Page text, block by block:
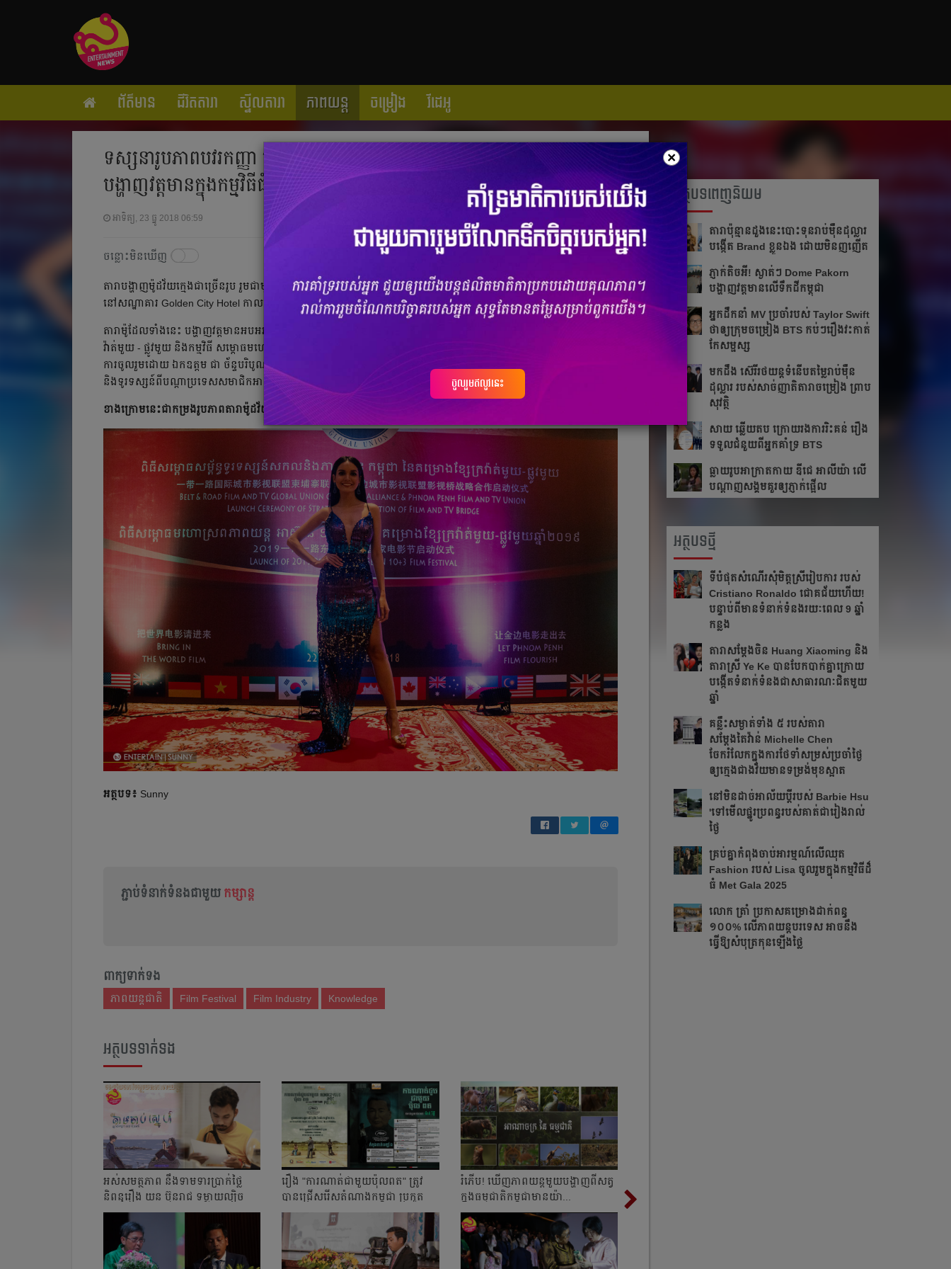
ព័ត៌មាន ជីវិតតារា ស្ទីលតារា ភាពយន្ត ចម្រៀង វីដេអូ
ទស្សនារូបភាពបវរកញ្ញា រឿន ណាត និង តារាម៉ូដែលខ្មែរស្រស់ស្អាតជាច្រើន
បង្ហាញវត្តមានក្នុងកម្មវិធីធំមួយ
អាទិត្យ, 23 ធ្នូ 2018 06:59
ចន្លោះមិនឃើញ
តារាបង្ហាញម៉ូដវ័យក្មេងជាច្រើនរូប រួមជាមួយ កញ្ញា រឿន ណាត បវរកញ្ញាតំណាងកម្ពុជាក្នុងកម្មវិធី បង្ហាញវត្តមានអបអរកម្មវិធីធំមួយ
នៅសណ្ឋាគារ Golden City Hotel កាលពីរាត្រីថ្ងៃទី ២២ ខែ ធ្នូ ឆ្នាំ ២០១៨។
តារាម៉ូដែលទាំងនេះ បង្ហាញវត្តមានអបអរសាទរក្នុងកម្មវិធី សម្ភោធសម្ព័ន្ធទូរទស្សន៍សាលក និងភាពយន្ត កម្ពុជា នៃគម្រោងខ្សែក្រ
វ៉ាត់មួយ - ផ្លូវមួយ និងកម្មវិធី សម្ពោធមហោស្រពភាពយន្តអាស៊ាន ១០ + ៣ គម្រោងខ្សែក្រវ៉ាត់មួយ - ផ្លូវមួយ ឆ្នាំ ២០១៩ ដោយមាន
ការចូលរួមដោយ ឯកឧត្តម ជា ច័ន្ទបរិបូណ៌ រដ្ឋលេខាធិការក្រសួងព័ត៌មាន និងផលិតករភាពយន្តចិន អ្នកធ្វើការក្នុងវិស័យភាពយន្ត
និងទូរទស្សន៍ពីបណ្តាប្រទេសសមាជិកអាស៊ានជាច្រើនរូប។
ខាងក្រោមនេះជាកម្រងរូបភាពតារាម៉ូដវ័យកម្ពុជាដែលបានចូលរួមក្នុងកម្មវិធីមួយនេះ៖
អត្ថបទ៖ Sunny
ភ្ជាប់ទំនាក់ទំនងជាមួយ កម្សាន្ត
ពាក្យទាក់ទង
ភាពយន្តជាតិ Film Festival Film Industry Knowledge
អត្ថបទទាក់ទង
អស់សមត្ថភាព នឹងទាមទារប្រាក់ថ្លៃ
និពន្ធរឿង យន ប៊ុនរាជ ទម្លាយល្បិច
គេចវេសរ...
រឿង "ការណាត់ជាមួយប៉ុលពត" ត្រូវ
បានជ្រើសរើសតំណាងកម្ពុជា ប្រកួត
ពានរង្វាន់...
រំភើប! ឃើញ​ភាពយន្ត​​មួយ​បង្ហាញ​ពី​សត្វ​
ក្នុង​ធម្មជាតិ​​កម្ពុជា​មាន​យ៉ា...
អត្ថបទពេញនិយម
តារា​ប៉ុន្មានដួងនេះបោះ​ទុន​រាប់​ម៉ឺន​ដុល្លារ
បង្កើត Brand ខ្លួន​ឯង ដោយមិនញញើត
ភ្ញាក់តិចអី!​ ស្ងាត់ៗ Dome Pakorn
បង្ហាញវត្តមាន​លើទឹកដីកម្ពុជា
អ្នក​ដឹក​នាំ​ MV ប្រចាំ​របស់​ Taylor Swift
ថា​ឲ្យ​ក្រុម​ចម្រៀង BTS កប់ៗ​រឿង​វះកាត់​
កែ​សម្ផស្ស
​មក​ដឹង​ ស៊េរីរថយន្ត​ទំនើប​តម្លៃ​រាប់​ម៉ឺន​
ដុល្លារ របស់​សាច់​ញាតិ​តារាចម្រៀង ​​ព្រាប
សុវត្ថិ
សាយ ឆ្លើយតប​ ក្រោយរង​ការ​រិះគន់ រឿង​
ទទួលជំនួយពីអ្នកគាំទ្រ BTS
ធ្លាយ​រូប​អាក្រាត​កាយ ឌីជេ អាលីយ៉ា លើ​
បណ្ដាញ​សង្គម​គួរ​ឲ្យ​ភ្ញាក់​ផ្អើល
អត្ថបទថ្មី
ទីបំផុតសំណើរសុំមិត្តស្រីរៀបការ របស់
Cristiano Ronaldo ជោគជ័យហើយ!
បន្ទាប់ពីមានទំនាក់ទំនងរយៈពេល 9 ឆ្នាំ
កន្លង
តារាសម្ដែងចិន Huang Xiaoming និង
តារាស្រី Ye Ke បានបែកបាក់គ្នាក្រោយ
បង្កើតទំនាក់ទំនងជាសាធារណៈជិតមួយ
ឆ្នាំ
គន្លឹះសម្ងាត់ទាំង ៥ របស់តារា
សម្តែងតៃវ៉ាន់ Michelle Chen
ចែករំលែកក្នុងការថែទាំសម្រស់ប្រចាំថ្ងៃ
ឲ្យក្មេងជាងវ័យមានទម្រង់មុខស្អាត
នៅមិនដាច់អាល័យប្តីរបស់ Barbie Hsu
'ទៅមើលផ្នូរប្រពន្ធរបស់គាត់ជារៀងរាល់
ថ្ងៃ
គ្រប់គ្នាកំពុងចាប់អារម្មណ៍លើឈុត
Fashion របស់ Lisa ចូលរួមក្នុងកម្មវិធីដ៏
ធំ Met Gala 2025
លោក ត្រាំ ប្រកាសគម្រោងដាក់ពន្ធ
១០០% លើភាពយន្តបរទេស អាចនឹង
ធ្វើឱ្យសំបុត្រកុនឡើងថ្លៃ
×
ចូលរួមឥលូវនេះ